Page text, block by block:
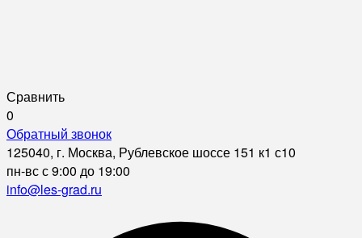
Сравнить
0
Обратный звонок
125040, г. Москва, Рублевское шоссе 151 к1 с10
пн-вс с 9:00 до 19:00
info@les-grad.ru